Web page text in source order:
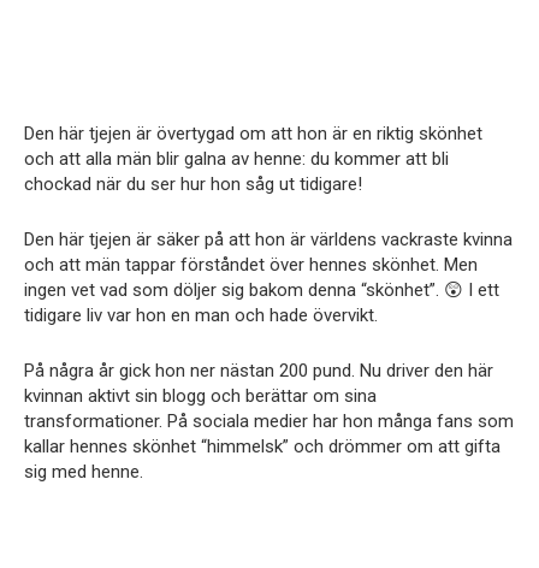
Den här tjejen är övertygad om att hon är en riktig skönhet
och att alla män blir galna av henne: du kommer att bli
chockad när du ser hur hon såg ut tidigare!
Den här tjejen är säker på att hon är världens vackraste kvinna
och att män tappar förståndet över hennes skönhet. Men
ingen vet vad som döljer sig bakom denna “skönhet”. 😲 I ett
tidigare liv var hon en man och hade övervikt.
På några år gick hon ner nästan 200 pund. Nu driver den här
kvinnan aktivt sin blogg och berättar om sina
transformationer. På sociala medier har hon många fans som
kallar hennes skönhet “himmelsk” och drömmer om att gifta
sig med henne.